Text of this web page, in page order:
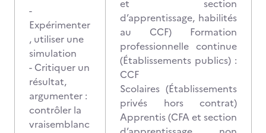
-
Expérimenter
, utiliser une
simulation
- Critiquer un
résultat,
argumenter :
contrôler la
vraisemblanc
et section
d’apprentissage, habilités
au CCF) Formation
professionnelle continue
(Établissements publics) :
CCF
Scolaires (Établissements
privés hors contrat)
Apprentis (CFA et section